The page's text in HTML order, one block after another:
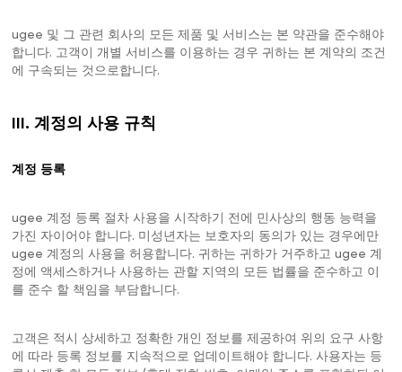
ugee 및 그 관련 회사의 모든 제품 및 서비스는 본 약관을 준수해야
합니다. 고객이 개별 서비스를 이용하는 경우 귀하는 본 계약의 조건
에 구속되는 것으로합니다.
III. 계정의 사용 규칙
계정 등록
ugee 계정 등록 절차 사용을 시작하기 전에 민사상의 행동 능력을
가진 자이어야 합니다. 미성년자는 보호자의 동의가 있는 경우에만
ugee 계정의 사용을 허용합니다. 귀하는 귀하가 거주하고 ugee 계
정에 액세스하거나 사용하는 관할 지역의 모든 법률을 준수하고 이
를 준수 할 책임을 부담합니다.
고객은 적시 상세하고 정확한 개인 정보를 제공하여 위의 요구 사항
에 따라 등록 정보를 지속적으로 업데이트해야 합니다. 사용자는 등